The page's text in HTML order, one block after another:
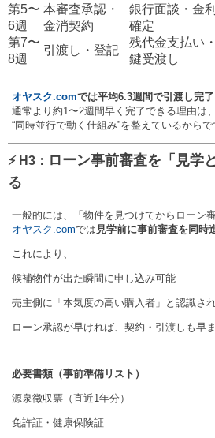
第5〜
6週
本審査承認・
金消契約
銀行面談・金利
確定
第7〜
8週
引渡し・登記
残代金支払い・
鍵受渡し
オヤスク.comでは平均6.3週間で引渡し完了
通常より約1〜2週間早く完了できる理由は、
“同時並行で動く仕組み”を整えているからで
⚡ H3： ローン事前審査を「見学
る
一般的には、「物件を見つけてからローン
オヤスク.comでは 見学前に事前審査を同時
これにより、
候補物件が出た瞬間に申し込み可能
売主側に「本気度の高い購入者」と認識さ
ローン承認が早ければ、契約・引渡しも早
必要書類（事前準備リスト）
源泉徴収票（直近1年分）
免許証・健康保険証